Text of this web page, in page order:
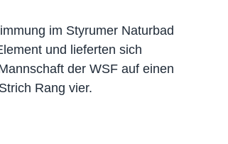
im Styrumer Naturbad
und lieferten sich
der WSF auf einen
Rang vier.